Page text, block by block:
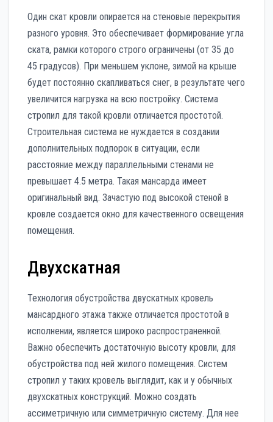
Один скат кровли опирается на стеновые перекрытия
разного уровня. Это обеспечивает формирование угла
ската, рамки которого строго ограничены (от 35 до
45 градусов). При меньшем уклоне, зимой на крыше
будет постоянно скапливаться снег, в результате чего
увеличится нагрузка на всю постройку. Система
стропил для такой кровли отличается простотой.
Строительная система не нуждается в создании
дополнительных подпорок в ситуации, если
расстояние между параллельными стенами не
превышает 4.5 метра. Такая мансарда имеет
оригинальный вид. Зачастую под высокой стеной в
кровле создается окно для качественного освещения
помещения.
Двухскатная
Технология обустройства двускатных кровель
мансардного этажа также отличается простотой в
исполнении, является широко распространенной.
Важно обеспечить достаточную высоту кровли, для
обустройства под ней жилого помещения. Систем
стропил у таких кровель выглядит, как и у обычных
двухскатных конструкций. Можно создать
ассиметричную или симметричную систему. Для нее